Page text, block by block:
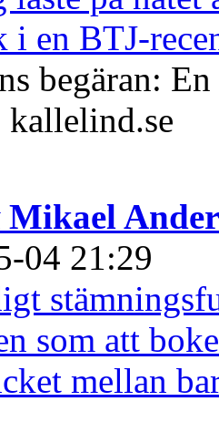
i en BTJ-
begäran:
kallelind.se
Mikael
04 21:29
som att
mellan